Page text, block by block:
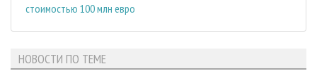
стоимостью 100 млн евро
НОВОСТИ ПО ТЕМЕ